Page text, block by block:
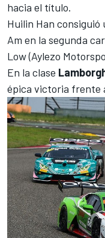
hacia el título.
Huilin Han consiguió
Am en la segunda
Low (Aylezo
En la clase
épica victoria frente